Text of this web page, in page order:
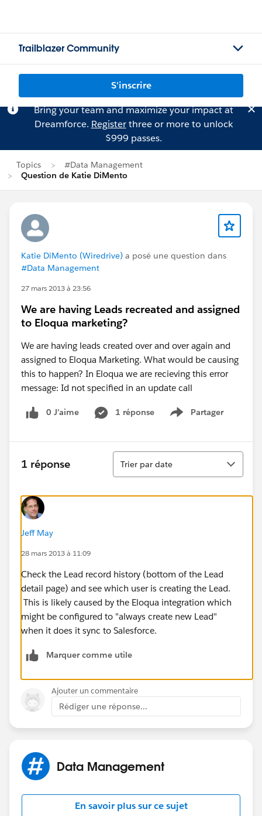
Trailblazer Community
S'inscrire
Bring your team and maximize your impact at
Dreamforce. Registerthree or more to unlock
$999 passes.
Topics
#Data Management
Question de Katie DiMento
Katie DiMento (Wiredrive) a posé une question dans
#Data Management
27 mars 2013 à 23:56
We are having Leads recreated and assigned
to Eloqua marketing?
We are having leads created over and over again and
assigned to Eloqua Marketing. What would be causing
this to happen? In Eloqua we are recieving this error
message: Id not specified in an update call
0 J’aime 1 réponse Partager
Show menu
1 réponse
Tri
Trier par date
Jeff May
28 mars 2013 à 11:09
Check the Lead record history (bottom of the Lead
detail page) and see which user is creating the Lead.
This is likely caused by the Eloqua integration which
might be configured to "always create new Lead"
when it does it sync to Salesforce.
Marquer comme utile
Ajouter un commentaire
Rédiger une réponse...
Data Management
En savoir plus sur ce sujet